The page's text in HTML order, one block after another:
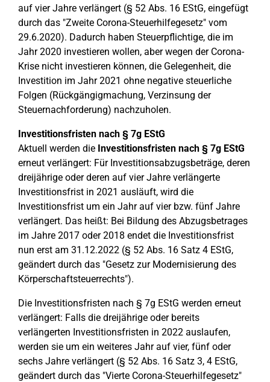
auf vier Jahre verlängert (§ 52 Abs. 16 EStG, eingefügt
durch das "Zweite Corona-Steuerhilfegesetz" vom
29.6.2020). Dadurch haben Steuerpflichtige, die im
Jahr 2020 investieren wollen, aber wegen der Corona-
Krise nicht investieren können, die Gelegenheit, die
Investition im Jahr 2021 ohne negative steuerliche
Folgen (Rückgängigmachung, Verzinsung der
Steuernachforderung) nachzuholen.
Investitionsfristen nach § 7g EStG
Aktuell werden die Investitionsfristen nach § 7g EStG
erneut verlängert: Für Investitionsabzugsbeträge, deren
dreijährige oder deren auf vier Jahre verlängerte
Investitionsfrist in 2021 ausläuft, wird die
Investitionsfrist um ein Jahr auf vier bzw. fünf Jahre
verlängert. Das heißt: Bei Bildung des Abzugsbetrages
im Jahre 2017 oder 2018 endet die Investitionsfrist
nun erst am 31.12.2022 (§ 52 Abs. 16 Satz 4 EStG,
geändert durch das "Gesetz zur Modernisierung des
Körperschaftsteuerrechts").
Die Investitionsfristen nach § 7g EStG werden erneut
verlängert: Falls die dreijährige oder bereits
verlängerten Investitionsfristen in 2022 auslaufen,
werden sie um ein weiteres Jahr auf vier, fünf oder
sechs Jahre verlängert (§ 52 Abs. 16 Satz 3, 4 EStG,
geändert durch das "Vierte Corona-Steuerhilfegesetz"